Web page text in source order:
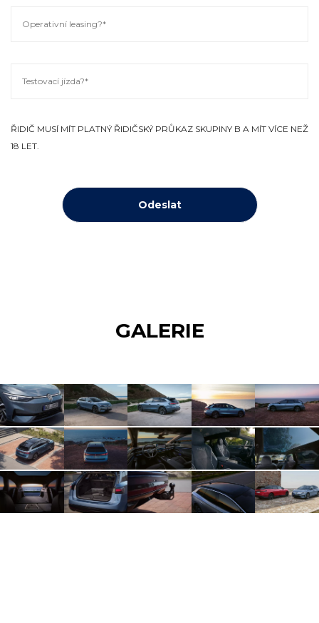
ŘIDIČ MUSÍ MÍT PLATNÝ ŘIDIČSKÝ PRŮKAZ SKUPINY B A MÍT VÍCE NEŽ
18 LET.
GALERIE